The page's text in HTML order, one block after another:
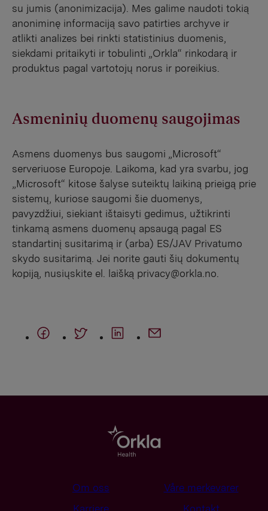
su jumis (anonimizacija). Mes galime naudoti tokią
anoniminę informaciją savo patirties archyve ir
atlikti analizes bei rinkti statistinius duomenis,
siekdami pritaikyti ir tobulinti „Orkla“ rinkodarą ir
produktus pagal vartotojų norus ir poreikius.
Asmeninių duomenų saugojimas
Asmens duomenys bus saugomi „Microsoft“
serveriuose Europoje. Laikoma, kad yra svarbu, jog
„Microsoft“ kitose šalyse suteiktų laikiną prieigą prie
sistemų, kuriose saugomi šie duomenys,
pavyzdžiui, siekiant ištaisyti gedimus, užtikrinti
tinkamą asmens duomenų apsaugą pagal ES
standartinį susitarimą ir (arba) ES/JAV Privatumo
skydo susitarimą. Jei norite gauti šių dokumentų
kopiją, nusiųskite el. laišką privacy@orkla.no
Om oss
Våre merkevarer
Karriere
Kontakt